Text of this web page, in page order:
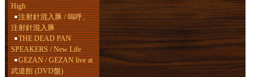
High
注射針混入豚 / 嗚呼、
注射針混入豚
THE DEAD PAN
SPEAKERS / New Life
GEZAN / GEZAN live at
武道館 (DVD盤)